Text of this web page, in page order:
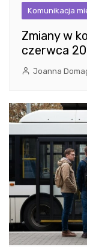
Komunikacja
Zmiany w
czerwca
Joanna